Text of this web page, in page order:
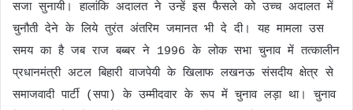
सजा सुनायी। हालांकि अदालत ने उन्हें इस फैसले को उच्च अदालत में
चुनौती देने के लिये तुरंत अंतरिम जमानत भी दे दी। यह मामला उस
समय का है जब राज बब्बर ने 1996 के लोक सभा चुनाव में तत्कालीन
प्रधानमंत्री अटल बिहारी वाजपेयी के खिलाफ लखनऊ संसदीय क्षेत्र से
समाजवादी पार्टी (सपा) के उम्मीदवार के रूप में चुनाव लड़ा था। चुनाव